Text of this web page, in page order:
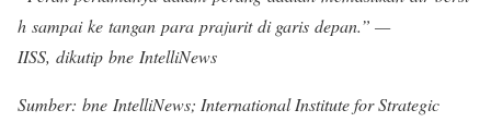
h sampai ke tangan para prajurit di garis depan.” —
IISS, dikutip bne IntelliNews
Sumber: bne IntelliNews; International Institute for Strategic